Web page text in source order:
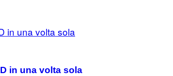
in una volta sola